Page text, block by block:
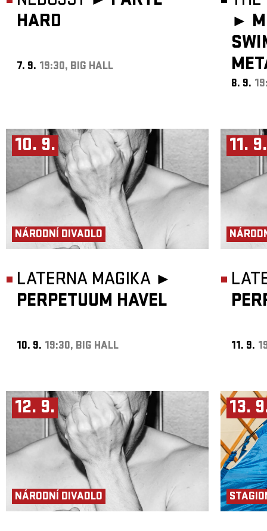
HARD
7. 9. 19:30, BIG HALL
►
8. 9.
10. 9.
NÁRODNÍ DIVADLO
LATERNA MAGIKA ►
PERPETUUM HAVEL
10. 9. 19:30, BIG HALL
11. 9.
11. 9.
12. 9.
NÁRODNÍ DIVADLO
13.